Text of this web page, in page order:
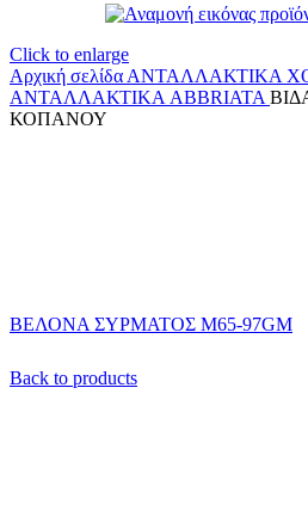
Click to enlarge
Αρχική σελίδα ΑΝΤΑΛΛΑΚΤΙΚΑ
ΑΝΤΑΛΛΑΚΤΙΚΑ ABBRIATA
ΚΟΠΑΝΟΥ
ΒΕΛΟΝΑ ΣΥΡΜΑΤΟΣ Μ65-97GM
Back to products